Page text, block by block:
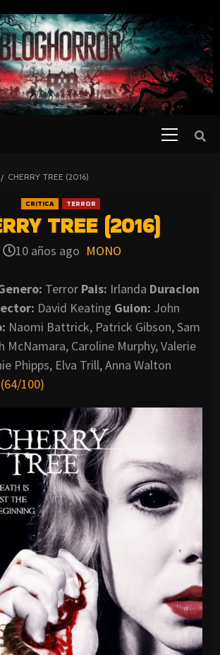
CHERRY TREE (2016)
CRITICA TERROR
TREE (2016)
10 años ago MONO
Terror Pais: Irlanda Duracion
David Keating Guion: John
Naomi Battrick, Patrick Gibson, Sam
McNamara, Caroline Murphy, Valerie
Phipps, Elva Trill, Anna Walton
(64/100)